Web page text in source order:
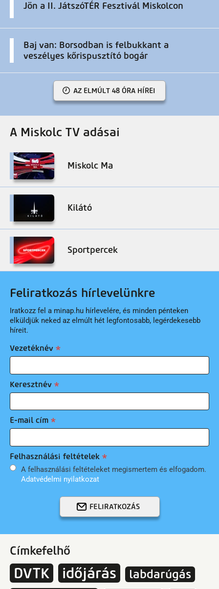
Jön a II. JátszóTÉR Fesztivál Miskolcon
Baj van: Borsodban is felbukkant a
veszélyes kőrispusztító bogár
AZ ELMÚLT 48 ÓRA HÍREI
A Miskolc TV adásai
Miskolc Ma
Kilátó
Sportpercek
Feliratkozás hírlevelünkre
Iratkozz fel a minap.hu hírlevelére, és minden pénteken
elküldjük neked az elmúlt hét legfontosabb, legérdekesebb
híreit.
Vezetéknév
Keresztnév
E-mail cím
Felhasználási feltételek
A felhasználási feltételeket megismertem és elfogadom.
Adatvédelmi nyilatkozat
FELIRATKOZÁS
Címkefelhő
DVTK időjárás
labdarúgás